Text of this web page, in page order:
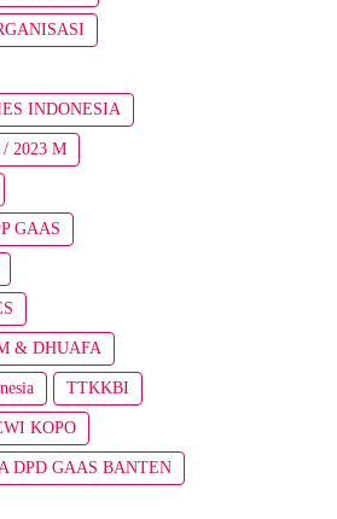
INDONESIA
2023 M
GAAS
& DHUAFA
TTKKBI
KOPO
DPD GAAS BANTEN